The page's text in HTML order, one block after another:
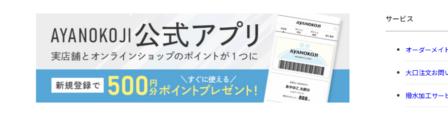
サービス
オーダーメイ
大口注文お問
撥水加工サー